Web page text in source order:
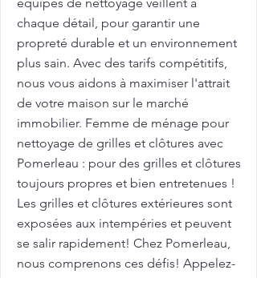
chaque détail, pour garantir une
propreté durable et un environnement
plus sain. Avec des tarifs compétitifs,
nous vous aidons à maximiser l'attrait
de votre maison sur le marché
immobilier. Femme de ménage pour
nettoyage de grilles et clôtures avec
Pomerleau : pour des grilles et clôtures
toujours propres et bien entretenues !
Les grilles et clôtures extérieures sont
exposées aux intempéries et peuvent
se salir rapidement! Chez Pomerleau,
nous comprenons ces défis! Appelez-